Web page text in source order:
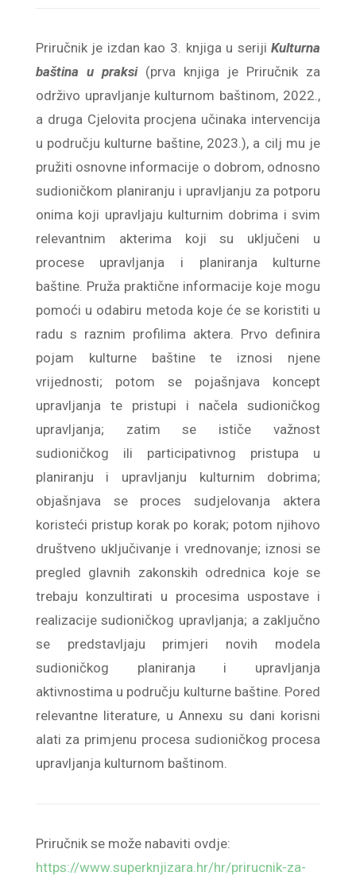
Priručnik je izdan kao 3. knjiga u serijiKulturna
baština u praksi (prva knjiga je Priručnik za
održivo upravljanje kulturnom baštinom, 2022.,
a druga Cjelovita procjena učinaka intervencija
u području kulturne baštine, 2023.), a cilj mu je
pružiti osnovne informacije o dobrom, odnosno
sudioničkom planiranju i upravljanju za potporu
onima koji upravljaju kulturnim dobrima i svim
relevantnim akterima koji su uključeni u
procese upravljanja i planiranja kulturne
baštine. Pruža praktične informacije koje mogu
pomoći u odabiru metoda koje će se koristiti u
radu s raznim profilima aktera. Prvo definira
pojam kulturne baštine te iznosi njene
vrijednosti; potom se pojašnjava koncept
upravljanja te pristupi i načela sudioničkog
upravljanja; zatim se ističe važnost
sudioničkog ili participativnog pristupa u
planiranju i upravljanju kulturnim dobrima;
objašnjava se proces sudjelovanja aktera
koristeći pristup korak po korak; potom njihovo
društveno uključivanje i vrednovanje; iznosi se
pregled glavnih zakonskih odrednica koje se
trebaju konzultirati u procesima uspostave i
realizacije sudioničkog upravljanja; a zaključno
se predstavljaju primjeri novih modela
sudioničkog planiranja i upravljanja
aktivnostima u području kulturne baštine. Pored
relevantne literature, u Annexu su dani korisni
alati za primjenu procesa sudioničkog procesa
upravljanja kulturnom baštinom.
Priručnik se može nabaviti ovdje:
https://www.superknjizara.hr/hr/prirucnik-za-